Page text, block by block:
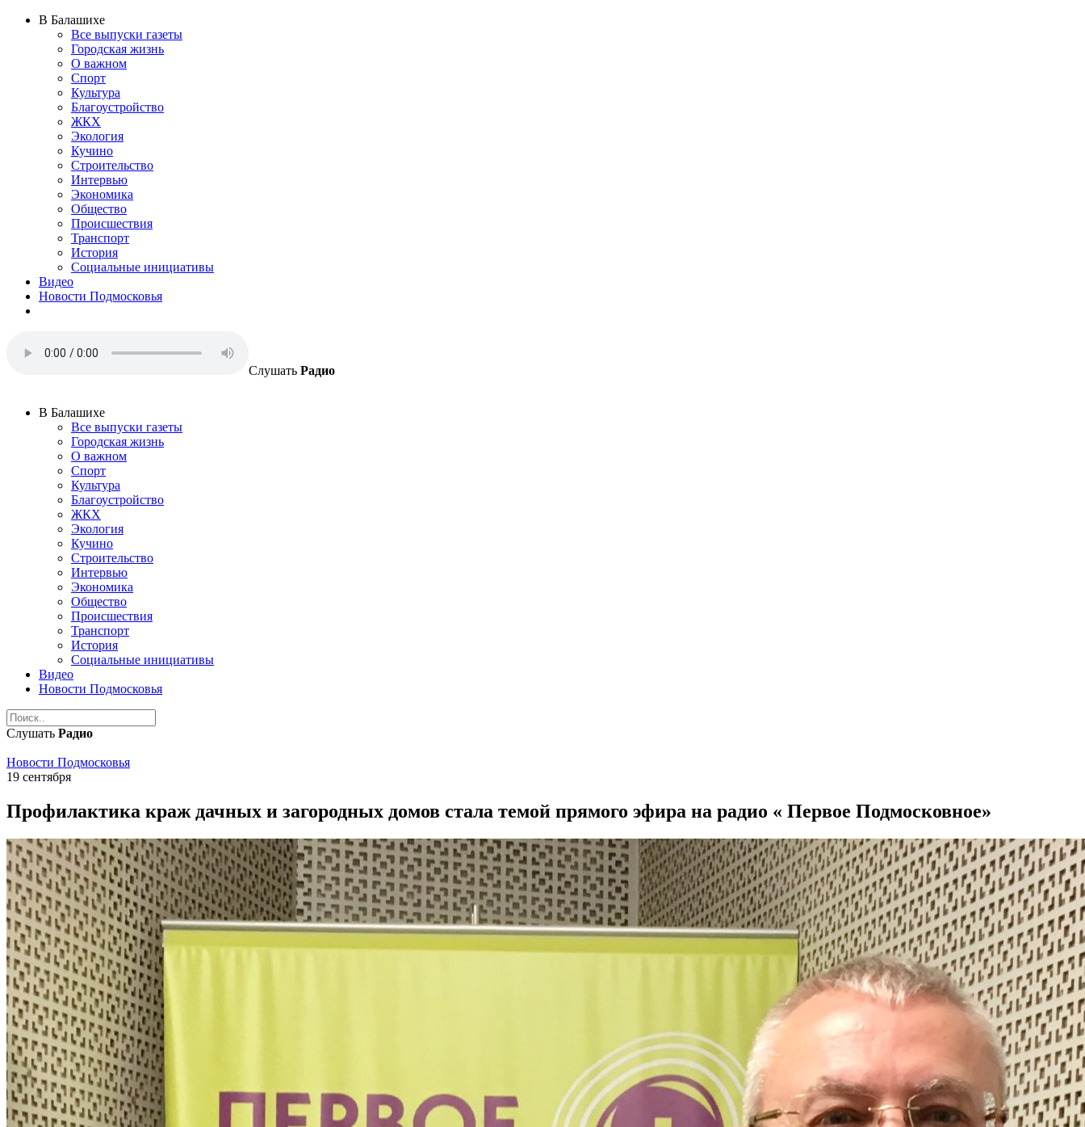
В Балашихе
Все выпуски газеты
Городская жизнь
О важном
Спорт
Культура
Благоустройство
ЖКХ
Экология
Кучино
Строительство
Интервью
Экономика
Общество
Происшествия
Транспорт
История
Социальные инициативы
Видео
Новости Подмосковья
Слушать Радио
В Балашихе
Все выпуски газеты
Городская жизнь
О важном
Спорт
Культура
Благоустройство
ЖКХ
Экология
Кучино
Строительство
Интервью
Экономика
Общество
Происшествия
Транспорт
История
Социальные инициативы
Видео
Новости Подмосковья
Слушать Радио
Новости Подмосковья
19 сентября
Профилактика краж дачных и загородных домов стала темой прямого эфира на радио « Первое Подмосковное»